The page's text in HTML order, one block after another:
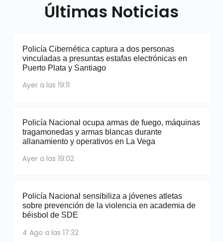
Últimas Noticias
Policía Cibernética captura a dos personas
vinculadas a presuntas estafas electrónicas en
Puerto Plata y Santiago
Ayer a las 19:11
Policía Nacional ocupa armas de fuego, máquinas
tragamonedas y armas blancas durante
allanamiento y operativos en La Vega
Ayer a las 19:02
Policía Nacional sensibiliza a jóvenes atletas
sobre prevención de la violencia en academia de
béisbol de SDE
4 Ago a las 17:32